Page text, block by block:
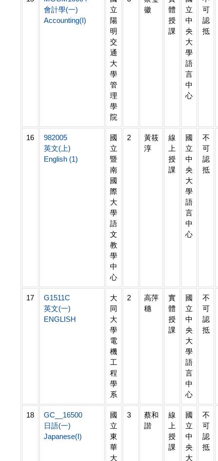
會計學(一)
Accounting(I)
立
陽
明
交
通
大
學
管
理
學
院
徽
體
授
課
立
中
央
大
學
語
言
中
心
可
認
抵
16
982005
英文(上)
English (1)
國
立
暨
南
國
際
大
學
語
文
教
學
中
心
2
黃筱
淳
線
上
授
課
國
立
中
央
大
學
語
言
中
心
不
可
認
抵
17
G1511C
英文(一)
ENGLISH
大
同
大
學
電
機
工
程
學
系
2
高萍
穗
實
體
授
課
國
立
中
央
大
學
語
言
中
心
不
可
認
抵
18
GC__16500
日語(一)
Japanese(I)
國
立
東
華
大
3
蔡和
諧
線
上
授
課
國
立
中
央
大
不
可
認
抵